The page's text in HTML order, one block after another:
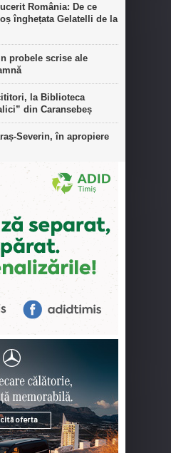
România: De ce
înghețata Gelatelli de la
probele scrise ale
la Biblioteca
din Caransebeș
Severin, în apropiere